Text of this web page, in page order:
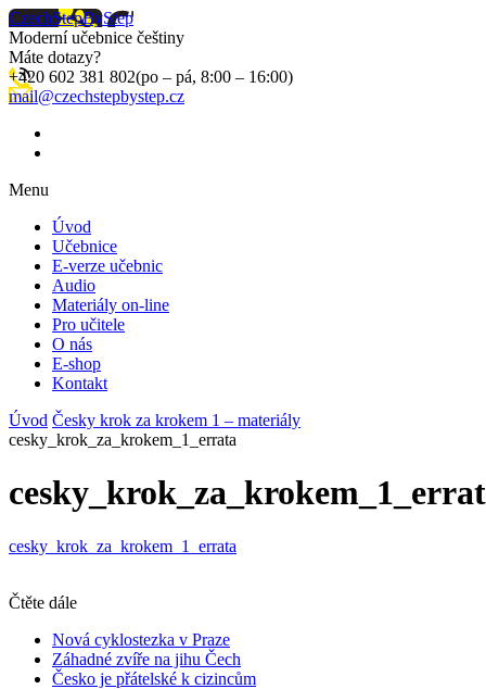
CzechStepByStep
Moderní učebnice češtiny
Máte dotazy?
+420 602 381 802(po – pá, 8:00 – 16:00)
mail@czechstepbystep.cz
Menu
Úvod
Učebnice
E-verze učebnic
Audio
Materiály on-line
Pro učitele
O nás
E-shop
Kontakt
Úvod Česky krok za krokem 1 – materiály
cesky_krok_za_krokem_1_errata
cesky_krok_za_krokem_1_errata
Čtěte dále
Nová cyklostezka v Praze
Záhadné zvíře na jihu Čech
Česko je přátelské k cizincům